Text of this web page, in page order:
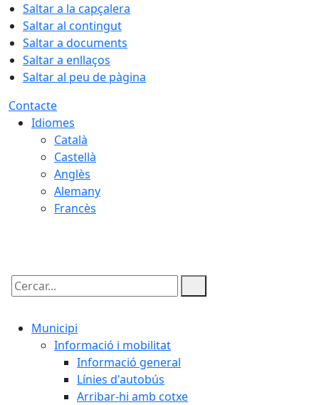
Saltar a la capçalera
Saltar al contingut
Saltar a documents
Saltar a enllaços
Saltar al peu de pàgina
Contacte
Idiomes
Català
Castellà
Anglès
Alemany
Francès
Cercar:
Municipi
Informació i mobilitat
Informació general
Línies d'autobús
Arribar-hi amb cotxe